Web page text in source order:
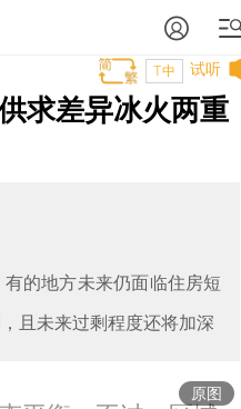
试听
T中
求差异冰火两重
的地方未来仍面临住房短
且未来过剩程度还将加深
原图